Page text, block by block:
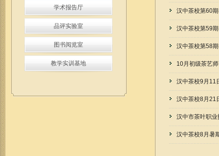
文章搜索
请选择分类
汉中茶校第60
汉中茶校第59
汉中茶校第58
10月初级茶艺
汉中茶校9月11
汉中茶校8月21
汉中市茶叶职
汉中茶校8月暑
学术报告厅
品评实验室
图书阅览室
教学实训基地